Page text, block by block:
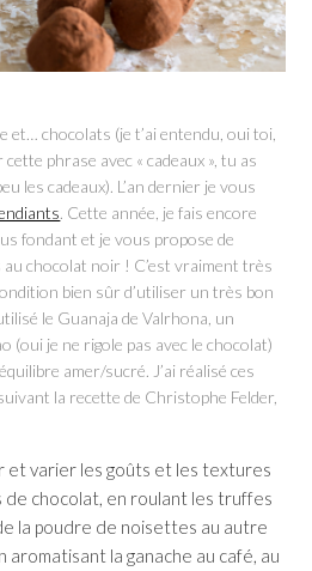
et… chocolats (je t’ai entendu, oui toi,
phrase avec « cadeaux », tu as
les cadeaux). L’an dernier je vous
. Cette année, je fais encore
fondant et je vous propose de
chocolat noir ! C’est vraiment très
bien sûr d’utiliser un très bon
le Guanaja de Valrhona, un
(oui je ne rigole pas avec le chocolat)
amer/sucré. J’ai réalisé ces
la recette de Christophe Felder,
et varier les goûts et les textures
chocolat, en roulant les truffes
la poudre de noisettes au autre
aromatisant la ganache au café, au